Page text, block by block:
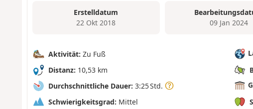
Erstelldatum
22 Okt 2018
09 Jan 2024
Aktivität: Zu Fuß
Distanz: 10,53 km
Durchschnittliche Dauer: 3:25 Std.
Schwierigkeitsgrad: Mittel